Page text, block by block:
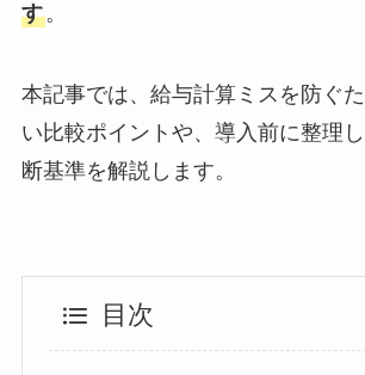
す。
本記事では、給与計算ミスを防ぐ
い比較ポイントや、導入前に整理
断基準を解説します。
目次